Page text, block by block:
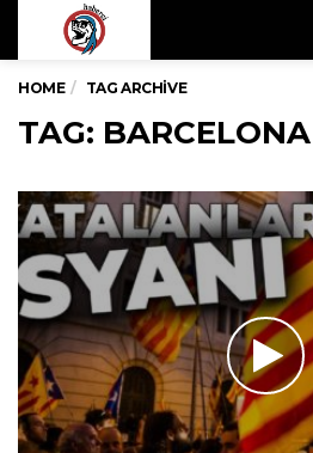
HOME TAG ARCHIVE
TAG: BARCELONA